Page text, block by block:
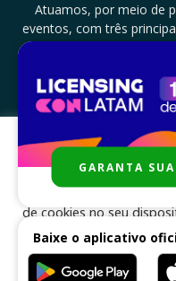
Atuamos, por meio de
eventos, com três
licenciamento e zero
documentar,
CONTATO:
Para melhor experiência
cookies, de acordo com
clicar em “aceito”, você
de cookies no seu
ACEITAR
GARANTA
Baixe o aplicativo